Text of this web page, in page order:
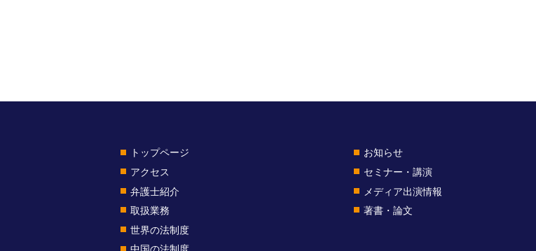
トップページ
アクセス
弁護士紹介
取扱業務
世界の法制度
お知らせ
セミナー・講演
メディア出演情報
著書・論文